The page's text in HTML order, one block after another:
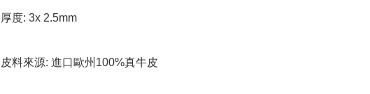
厚度: 3x 2.5mm
皮料來源: 進口歐州100%真牛皮